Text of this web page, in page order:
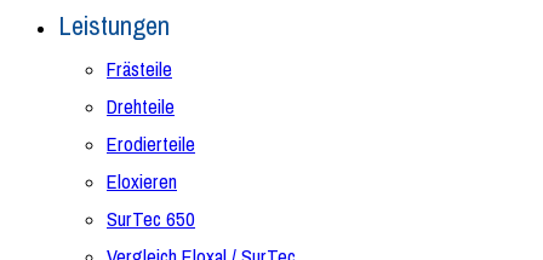
Leistungen
Frästeile
Drehteile
Erodierteile
Eloxieren
SurTec 650